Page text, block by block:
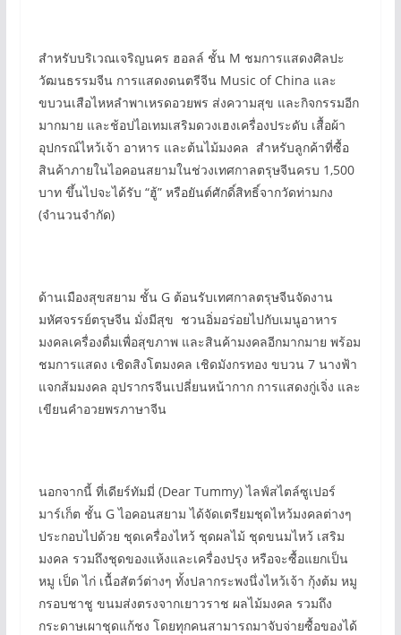
สำหรับบริเวณเจริญนคร ฮอลล์ ชั้น M ชมการแสดงศิลปะ
วัฒนธรรมจีน การแสดงดนตรีจีน Music of China และ
ขบวนเสือไหหลำพาเหรดอวยพร ส่งความสุข และกิจกรรมอีก
มากมาย และช้อปไอเทมเสริมดวงเฮงเครื่องประดับ เสื้อผ้า
อุปกรณ์ไหว้เจ้า อาหาร และต้นไม้มงคล สำหรับลูกค้าที่ซื้อ
สินค้าภายในไอคอนสยามในช่วงเทศกาลตรุษจีนครบ 1,500
บาท ขึ้นไปจะได้รับ “ฮู้” หรือยันต์ศักดิ์สิทธิ์จากวัดท่ามกง
(จำนวนจำกัด)
ด้านเมืองสุขสยาม ชั้น G ต้อนรับเทศกาลตรุษจีนจัดงาน
มหัศจรรย์ตรุษจีน มั่งมีสุข ชวนอิ่มอร่อยไปกับเมนูอาหาร
มงคลเครื่องดื่มเพื่อสุขภาพ และสินค้ามงคลอีกมากมาย พร้อม
ชมการแสดง เชิดสิงโตมงคล เชิดมังกรทอง ขบวน 7 นางฟ้า
แจกส้มมงคล อุปรากรจีนเปลี่ยนหน้ากาก การแสดงกู่เจิ่ง และ
เขียนคำอวยพรภาษาจีน
นอกจากนี้ ที่เดียร์ทัมมี่ (Dear Tummy) ไลฟ์สไตล์ซูเปอร์
มาร์เก็ต ชั้น G ไอคอนสยาม ได้จัดเตรียมชุดไหว้มงคลต่างๆ
ประกอบไปด้วย ชุดเครื่องไหว้ ชุดผลไม้ ชุดขนมไหว้ เสริม
มงคล รวมถึงชุดของแห้งและเครื่องปรุง หรือจะซื้อแยกเป็น
หมู เป็ด ไก่ เนื้อสัตว์ต่างๆ ทั้งปลากระพงนึ่งไหว้เจ้า กุ้งต้ม หมู
กรอบชาชู ขนมส่งตรงจากเยาวราช ผลไม้มงคล รวมถึง
กระดาษเผาชุดแก้ชง โดยทุกคนสามารถมาจับจ่ายซื้อของได้